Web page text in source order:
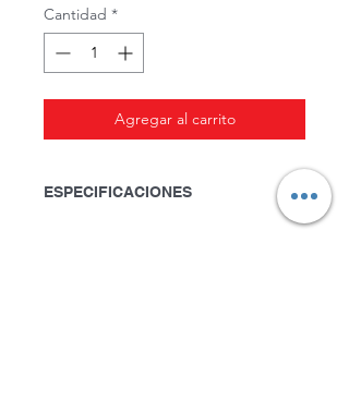
Cantidad *
Agregar al carrito
ESPECIFICACIONES